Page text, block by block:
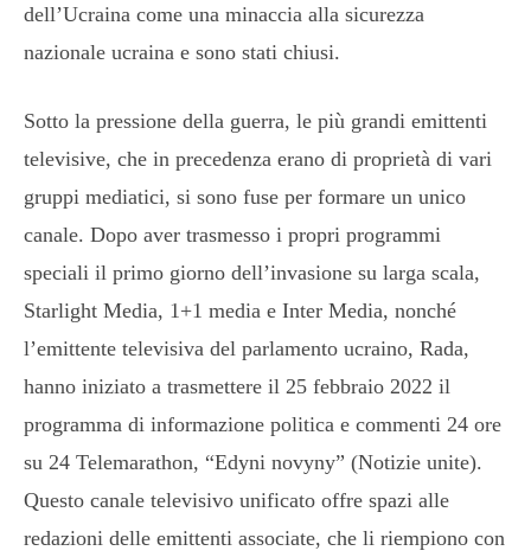
dell’Ucraina come una minaccia alla sicurezza
nazionale ucraina e sono stati chiusi.
Sotto la pressione della guerra, le più grandi emittenti
televisive, che in precedenza erano di proprietà di vari
gruppi mediatici, si sono fuse per formare un unico
canale. Dopo aver trasmesso i propri programmi
speciali il primo giorno dell’invasione su larga scala,
Starlight Media, 1+1 media e Inter Media, nonché
l’emittente televisiva del parlamento ucraino, Rada,
hanno iniziato a trasmettere il 25 febbraio 2022 il
programma di informazione politica e commenti 24 ore
su 24 Telemarathon, “Edyni novyny” (Notizie unite).
Questo canale televisivo unificato offre spazi alle
redazioni delle emittenti associate, che li riempiono con